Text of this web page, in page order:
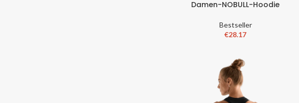
Damen-NOBULL-Hoodie
Bestseller
€28.17